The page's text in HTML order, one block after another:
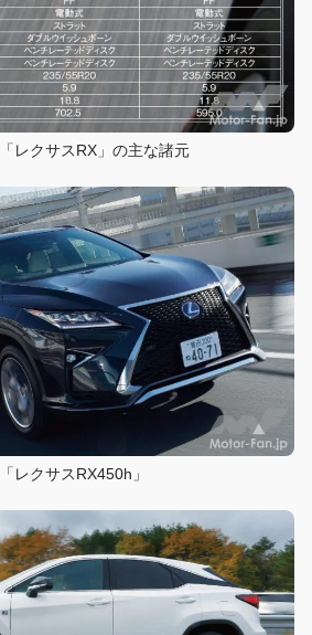
レクサスRX」の主な諸元
レクサスRX450h」